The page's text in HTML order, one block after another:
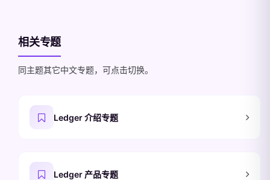
相关专题
同主题其它中文专题，可点击切换。
Ledger 介绍专题
Ledger 产品专题